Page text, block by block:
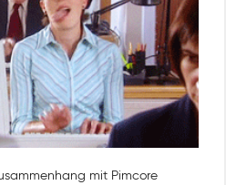
mit Pimcore